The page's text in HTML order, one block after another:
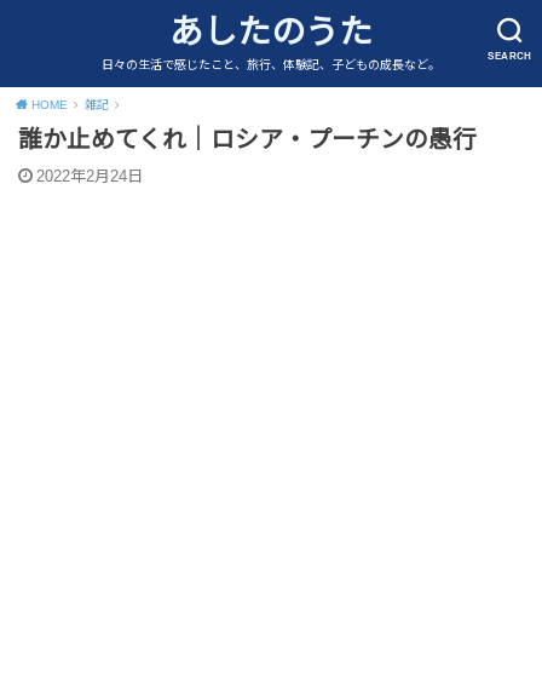
SEARCH
あしたのうた
日々の生活で感じたこと、旅行、体験記、子どもの成長など。
HOME 雑記
誰か止めてくれ｜ロシア・プーチンの愚行
2022年2月24日